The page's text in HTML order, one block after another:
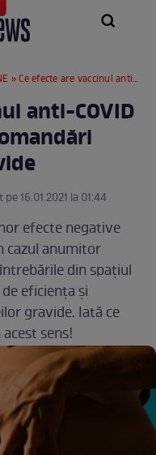
» Ce efecte are vaccinul anti-COVID asupra sarcinii. Recomandări pentru femeile gravide
anti-COVID
16.01.2021 la 01:44
efecte negative
cazul anumitor
din spațiul
eficiența și
gravide. Iată ce
sens!